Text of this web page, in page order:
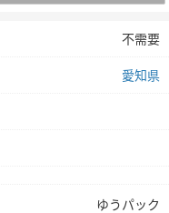
不需要
愛知県
ゆうパック